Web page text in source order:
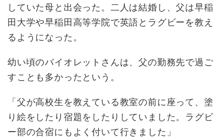
していた母と出会った。二人は結婚し、父は早稲
田大学や早稲田高等学院で英語とラグビーを教え
るようになった。
幼い頃のバイオレットさんは、父の勤務先で過ご
すことも多かったという。
「父が高校生を教えている教室の前に座って、塗
り絵をしたり宿題をしたりしていました。ラグビ
ー部の合宿にもよく付いて行きました」